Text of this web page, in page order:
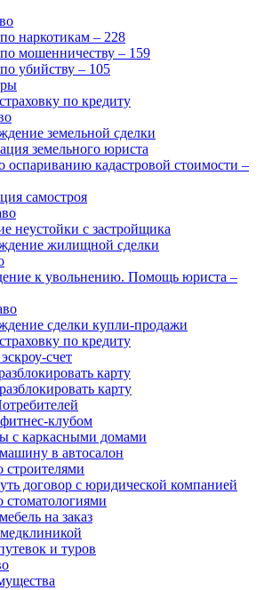
наркотикам – 228
мошенничеству – 159
убийству – 105
по кредиту
земельной сделки
земельного юриста
кадастровой стоимости –
самостроя
неустойки с застройщика
жилищной сделки
к увольнению. Помощь юриста –
сделки купли-продажи
по кредиту
счет
карту
карту
клубом
с каркасными домами
в автосалон
договор с юридической компанией
на заказ
и туров